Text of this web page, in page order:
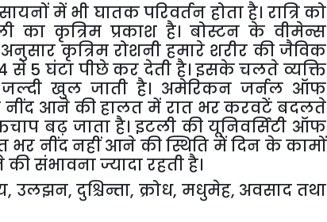
में भी घातक परिवर्तन होता है। रात्रि को
कृत्रिम प्रकाश है। बोस्टन के वीमेन्स
कृत्रिम रोशनी हमारे शरीर की जैविक
से 5 घंटा पीछे कर देती है। इसके चलते व्यक्ति
खुल जाती है। अमेरिकन जर्नल ऑफ
नींद आने की हालत में रात भर करवटें बदलते
बढ़ जाता है। इटली की यूनिवर्सिटी ऑफ
भर नींद नहीं आने की स्थिति में दिन के कामों
संभावना ज्यादा रहती है।
, उलझन,दुश्चिन्ता, क्रोध, मधुमेह, अवसाद तथा